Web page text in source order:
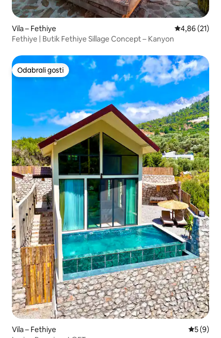
Vila – Fethiye Prosječna
4,86 (21)
Fethiye | Butik Fethiye Sillage Concept – Kanyon
Odabrali gosti
Odabrali gosti
Vila – Fethiye
5 (9)